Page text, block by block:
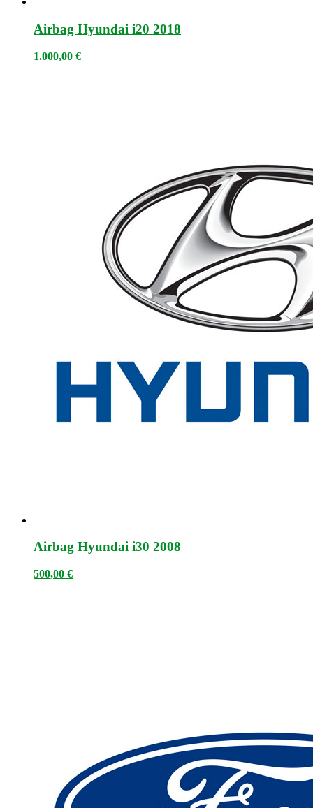
Airbag Hyundai i20 2018
1.000,00 €
Airbag Hyundai i30 2008
500,00 €